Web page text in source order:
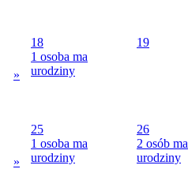
»
18
1 osoba ma
urodziny
19
»
25
1 osoba ma
urodziny
26
2 osób ma
urodziny